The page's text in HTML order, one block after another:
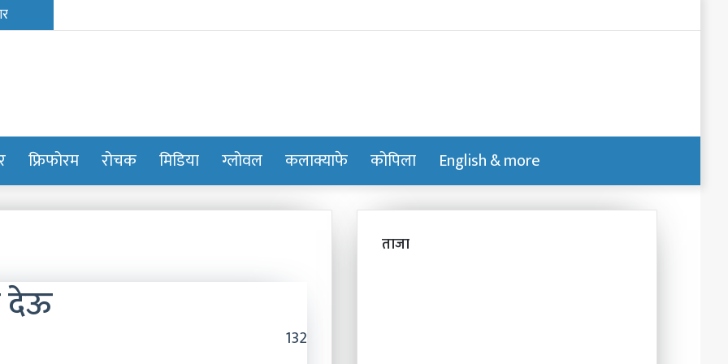
फ्रिफोरम रोचक मिडिया ग्लोवल कलाक्याफे कोपिला English & more
for
skin
देऊ
132
ताजा